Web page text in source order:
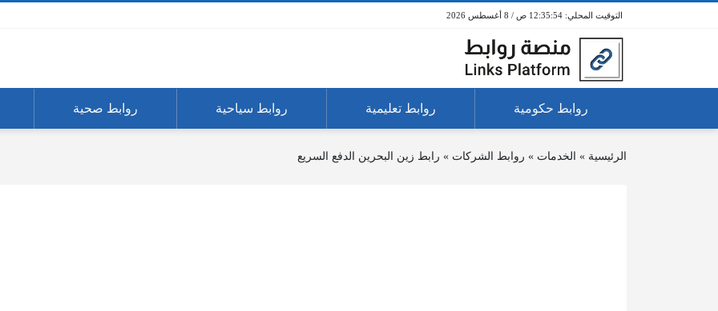
12:35:54 ص / 8 أغسطس 2026
روابط حكومية روابط تعليمية روابط سياحية روابط صحية
الرئيسية » الخدمات » روابط الشركات » رابط زين البحرين الدفع السريع